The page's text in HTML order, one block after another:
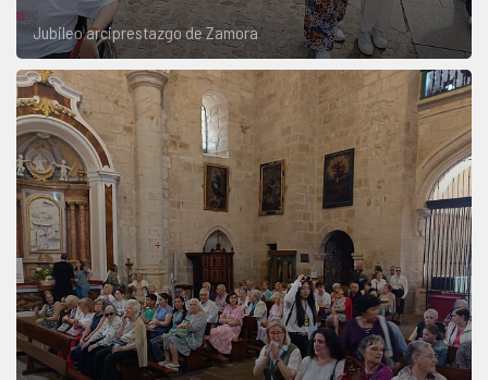
Jubileo arciprestazgo de Zamora